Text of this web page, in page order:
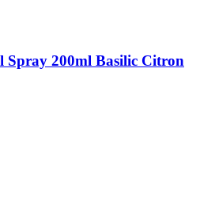
200ml Basilic Citron